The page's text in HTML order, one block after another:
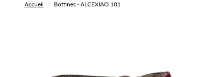
Accueil / Bottines - ALCEXIAO 101